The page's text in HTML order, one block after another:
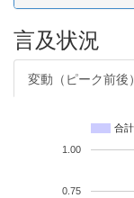
言及状況
変動（ピーク前後）
合計
0.75
1.00